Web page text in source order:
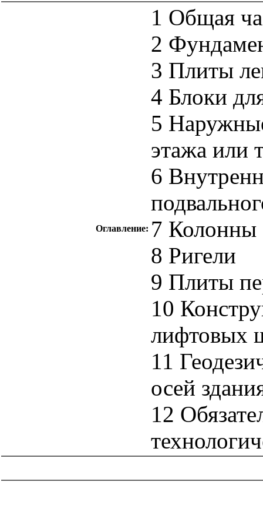
Оглавление:
1 Общая
2
3 Плиты
4 Блоки
5
этажа или
6
7 Колонны
8 Ригели
9 Плиты
10
лифтовых
11
осей
12